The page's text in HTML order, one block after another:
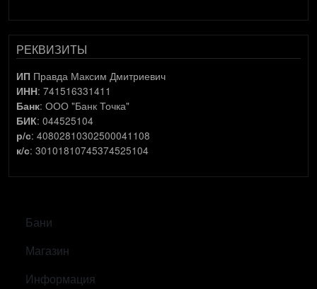
РЕКВИЗИТЫ
ИП Правда Максим Дмитриевич
ИНН: 741516331411
Банк: ООО "Банк Точка"
БИК: 044525104
р/с: 40802810302500041108
к/с: 30101810745374525104
САМОЕ ВАЖНОЕ
Бани
Магазин
Информация